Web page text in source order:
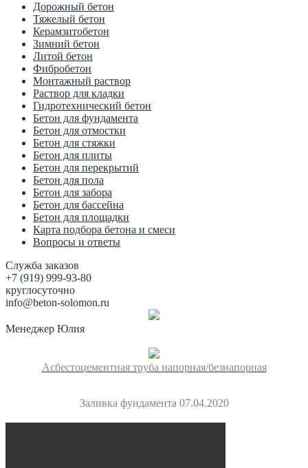
Дорожный бетон
Тяжелый бетон
Керамзитобетон
Зимний бетон
Литой бетон
Фибробетон
Монтажный раствор
Раствор для кладки
Гидротехнический бетон
Бетон для фундамента
Бетон для отмостки
Бетон для стяжки
Бетон для плиты
Бетон для перекрытий
Бетон для пола
Бетон для забора
Бетон для бассейна
Бетон для площадки
Карта подбора бетона и смеси
Вопросы и ответы
Служба заказов
+7 (919) 999-93-80
круглосуточно
info@beton-solomon.ru
Менеджер Юлия
Асбестоцементная труба напорная/безнапорная
Заливка фундамента 07.04.2020